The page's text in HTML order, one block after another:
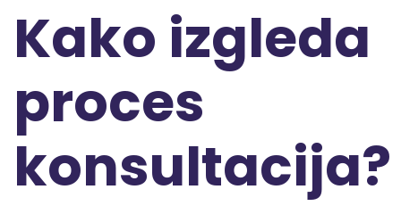
Kako izgleda
proces
konsultacija?